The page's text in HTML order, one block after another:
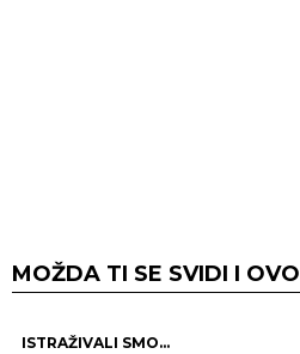
MOŽDA TI SE SVIDI I OVO
ISTRAŽIVALI SMO...